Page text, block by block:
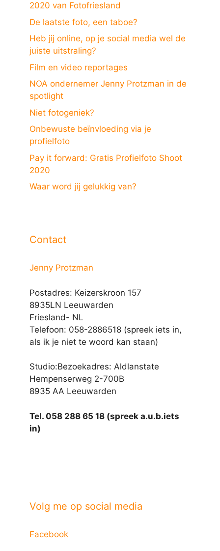
2020 van Fotofriesland
De laatste foto, een taboe?
Heb jij online, op je social media wel de
juiste uitstraling?
Film en video reportages
NOA ondernemer Jenny Protzman in de
spotlight
Niet fotogeniek?
Onbewuste beïnvloeding via je
profielfoto
Pay it forward: Gratis Profielfoto Shoot
2020
Waar word jij gelukkig van?
Contact
Jenny Protzman
Postadres: Keizerskroon 157
8935LN Leeuwarden
Friesland- NL
Telefoon: 058-2886518 (spreek iets in,
als ik je niet te woord kan staan)
Studio:Bezoekadres: Aldlanstate
Hempenserweg 2-700B
8935 AA Leeuwarden
Tel. 058 288 65 18 (spreek a.u.b.iets
in)
Volg me op social media
Facebook